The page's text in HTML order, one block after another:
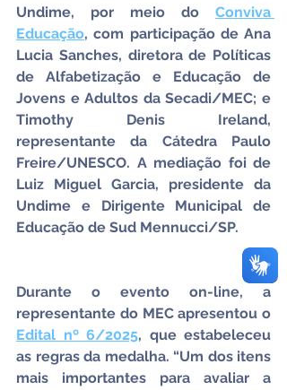
Undime, por meio do Conviva
Educação, com participação de Ana
Lucia Sanches, diretora de Políticas
de Alfabetização e Educação de
Jovens e Adultos da Secadi/MEC; e
Timothy Denis Ireland,
representante da Cátedra Paulo
Freire/UNESCO. A mediação foi de
Luiz Miguel Garcia, presidente da
Undime e Dirigente Municipal de
Educação de Sud Mennucci/SP.
Durante o evento on-line, a
Edital nº 6/2025, que estabeleceu
as regras da medalha. “Um dos itens
mais importantes para avaliar a